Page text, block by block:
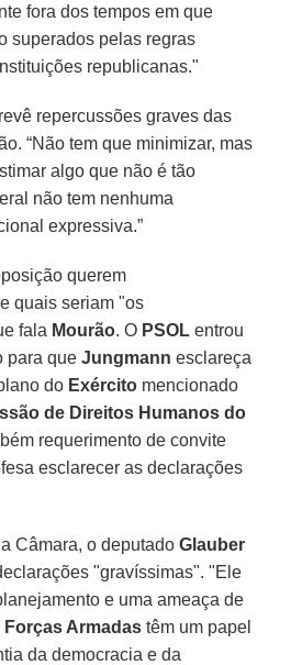
fora dos tempos em que
superados pelas regras
republicanas."
repercussões graves das
“Não tem que minimizar, mas
algo que não é tão
não tem nenhuma
expressiva.”
querem
quais seriam "os
fala Mourão. O PSOL entrou
para queJungmann esclareça
do Exército mencionado
de Direitos Humanos do
requerimento de convite
esclarecer as declarações
Câmara, o deputadoGlauber
"gravíssimas". "Ele
e uma ameaça de
Forças Armadas têm um papel
da democracia e da